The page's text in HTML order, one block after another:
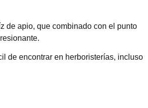
de apio, que combinado con el punto
de encontrar en herboristerías, incluso